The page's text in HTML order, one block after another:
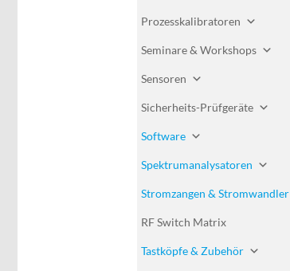
Prozesskalibratoren
Seminare & Workshops
Sensoren
Sicherheits-Prüfgeräte
Software
Spektrumanalysatoren
Stromzangen & Stromwandler
RF Switch Matrix
Tastköpfe & Zubehör